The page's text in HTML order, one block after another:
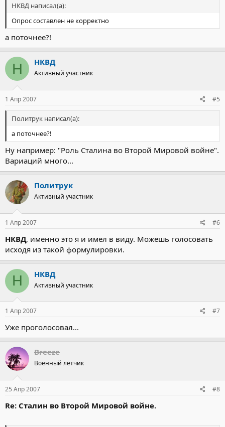
НКВД написал(а):
Опрос составлен не корректно
а поточнее?!
Н НКВД
Активный участник
1 Апр 2007 #5
Политрук написал(а):
а поточнее?!
Ну например: "Роль Сталина во Второй Мировой войне".
Вариаций много...
Политрук
Активный участник
1 Апр 2007 #6
НКВД, именно это я и имел в виду. Можешь голосовать
исходя из такой формулировки.
Н НКВД
Активный участник
1 Апр 2007 #7
Уже проголосовал...
Breeze
Военный лётчик
25 Апр 2007 #8
Re: Сталин во Второй Мировой войне.